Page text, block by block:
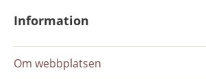
Information
Om webbplatsen